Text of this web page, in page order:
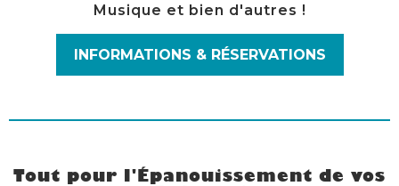
Musique et bien d'autres !
INFORMATIONS & RÉSERVATIONS
Tout pour l'Épanouissement de vos